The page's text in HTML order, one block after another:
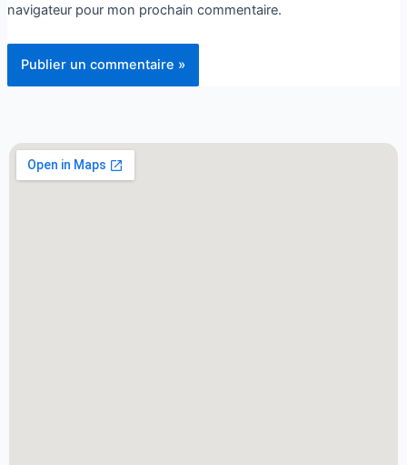
navigateur pour mon prochain commentaire.